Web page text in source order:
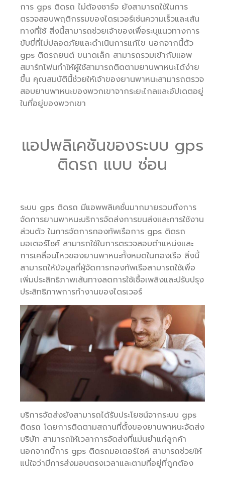
การ gps ติดรถ ไม่ต้องชาร์จ ยังสามารถใช้ในการ
ตรวจสอบพฤติกรรมของไดรเวอร์เช่นความเร็วและเส้น
ทางที่ใช้ สิ่งนี้สามารถช่วยเจ้าของเพื่อระบุแนวทางการ
ขับขี่ที่ไม่ปลอดภัยและดำเนินการแก้ไข นอกจากนี้ตัว
gps ติดรถยนต์ ขนาดเล็ก สามารถรวมเข้ากับแอพ
สมาร์ทโฟนทำให้ผู้ใช้สามารถติดตามยานพาหนะได้ง่าย
ขึ้น คุณสมบัตินี้ช่วยให้เจ้าของยานพาหนะสามารถตรวจ
สอบยานพาหนะของพวกเขาจากระยะไกลและอัปเดตอยู่
ในที่อยู่ของพวกเขา
แอปพลิเคชันของระบบ gps
ติดรถ แบบ ซ่อน
ระบบ gps ติดรถ มีแอพพลิเคชั่นมากมายรวมถึงการ
จัดการยานพาหนะบริการจัดส่งการขนส่งและการใช้งาน
ส่วนตัว ในการจัดการกองทัพเรือการ gps ติดรถ
มอเตอร์ไซค์ สามารถใช้ในการตรวจสอบตำแหน่งและ
การเคลื่อนไหวของยานพาหนะทั้งหมดในกองเรือ สิ่งนี้
สามารถให้ข้อมูลที่ผู้จัดการกองทัพเรือสามารถใช้เพื่อ
เพิ่มประสิทธิภาพเส้นทางลดการใช้เชื้อเพลิงและปรับปรุง
ประสิทธิภาพการทำงานของไดรเวอร์
บริการจัดส่งยังสามารถได้รับประโยชน์จากระบบ gps
ติดรถ โดยการติดตามสถานที่ตั้งของยานพาหนะจัดส่ง
บริษัท สามารถให้เวลาการจัดส่งที่แม่นยำแก่ลูกค้า
นอกจากนี้การ gps ติดรถมอเตอร์ไซค์ สามารถช่วยให้
แน่ใจว่ามีการส่งมอบตรงเวลาและตามที่อยู่ที่ถูกต้อง